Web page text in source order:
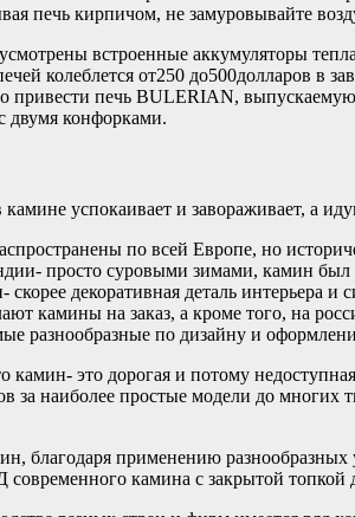
печь кирпичом, не замуровывайте
встроенные аккумуляторы
колеблется от250 до500долларов в
привести печь BULERIAN,
двумя конфорками.
успокаивает и завораживает, а
по всей Европе, но
просто суровыми зимами, камин был
скорее декоративная деталь
камины на заказ, а кроме того, на
разнообразные по дизайну и
камин- это дорогая и потому
за наиболее простые модели до многих
благодаря применению
камина с закрытой топкой